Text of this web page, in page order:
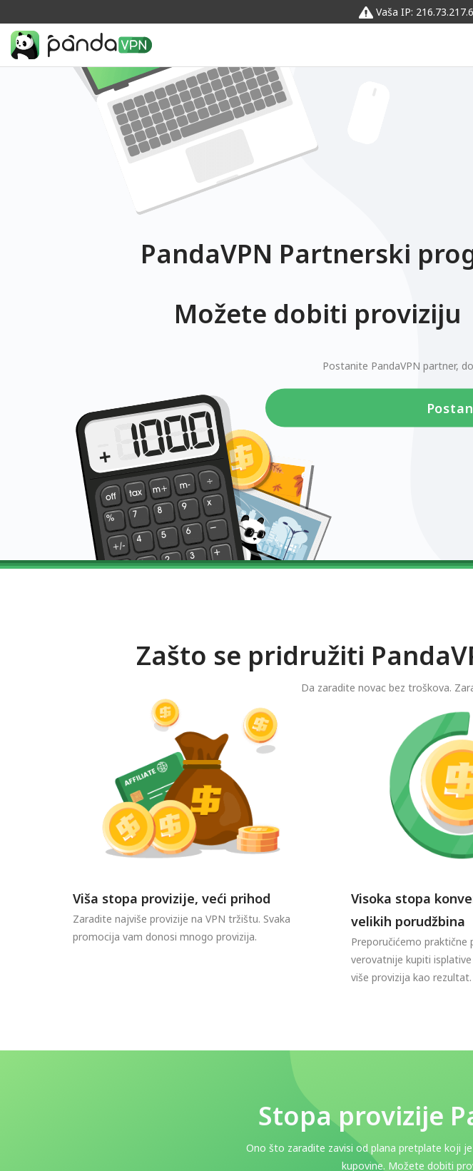
Vaša IP:
PandaVPN Partnerski
Možete dobiti proviziju
Postanite PandaVPN partner,
Zašto se pridružiti
Da zaradite novac bez troškova.
Viša stopa provizije, veći prihod
Zaradite najviše provizije na VPN tržištu. Svaka
promocija vam donosi mnogo provizija.
Visoka stopa
velikih porudžbina
Preporučićemo praktične
verovatnije kupiti
više provizija kao rezultat.
Stopa provizije
Ono što zaradite zavisi od plana pretplate koji
kupovine. Možete dobiti